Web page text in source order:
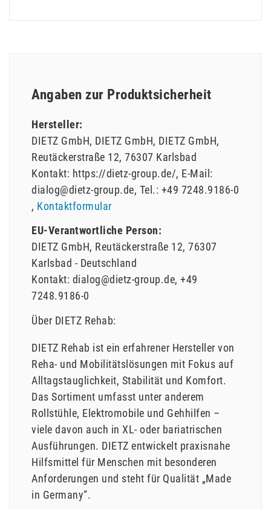
Angaben zur Produktsicherheit
Hersteller:
DIETZ GmbH DIETZ GmbH DIETZ GmbH
Reutäckerstraße 12 76307 Karlsbad
Kontakt: https://dietz-group.de/ E-Mail:
dialog@dietz-group.de Tel.: +49 7248.9186-0
Kontaktformular
EU-Verantwortliche Person:
DIETZ GmbH Reutäckerstraße 12 76307
Karlsbad
Deutschland
Kontakt: dialog@dietz-group.de +49
7248.9186-0
Über DIETZ Rehab:
DIETZ Rehab ist ein erfahrener Hersteller von
Reha- und Mobilitätslösungen mit Fokus auf
Alltagstauglichkeit, Stabilität und Komfort.
Das Sortiment umfasst unter anderem
Rollstühle, Elektromobile und Gehhilfen –
viele davon auch in XL- oder bariatrischen
Ausführungen. DIETZ entwickelt praxisnahe
Hilfsmittel für Menschen mit besonderen
Anforderungen und steht für Qualität „Made
in Germany“.